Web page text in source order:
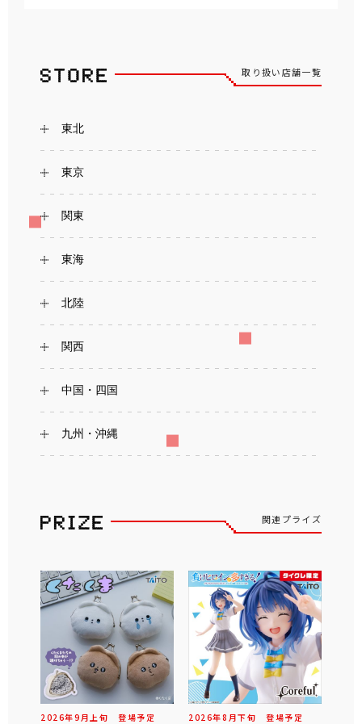
取り扱い店舗一覧
東北
東京
関東
東海
北陸
関西
中国・四国
九州・沖縄
関連プライズ
2026年9 月 上旬 登場予定 2026年8 月下旬 登場予定